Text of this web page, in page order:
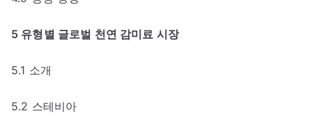
5 유형별 글로벌 천연 감미료 시장
5.1 소개
5.2 스테비아